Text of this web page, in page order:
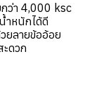
ว่า 4,000 ksc
ำหนักได้ดี
ยลายข้ออ้อย
ะดวก